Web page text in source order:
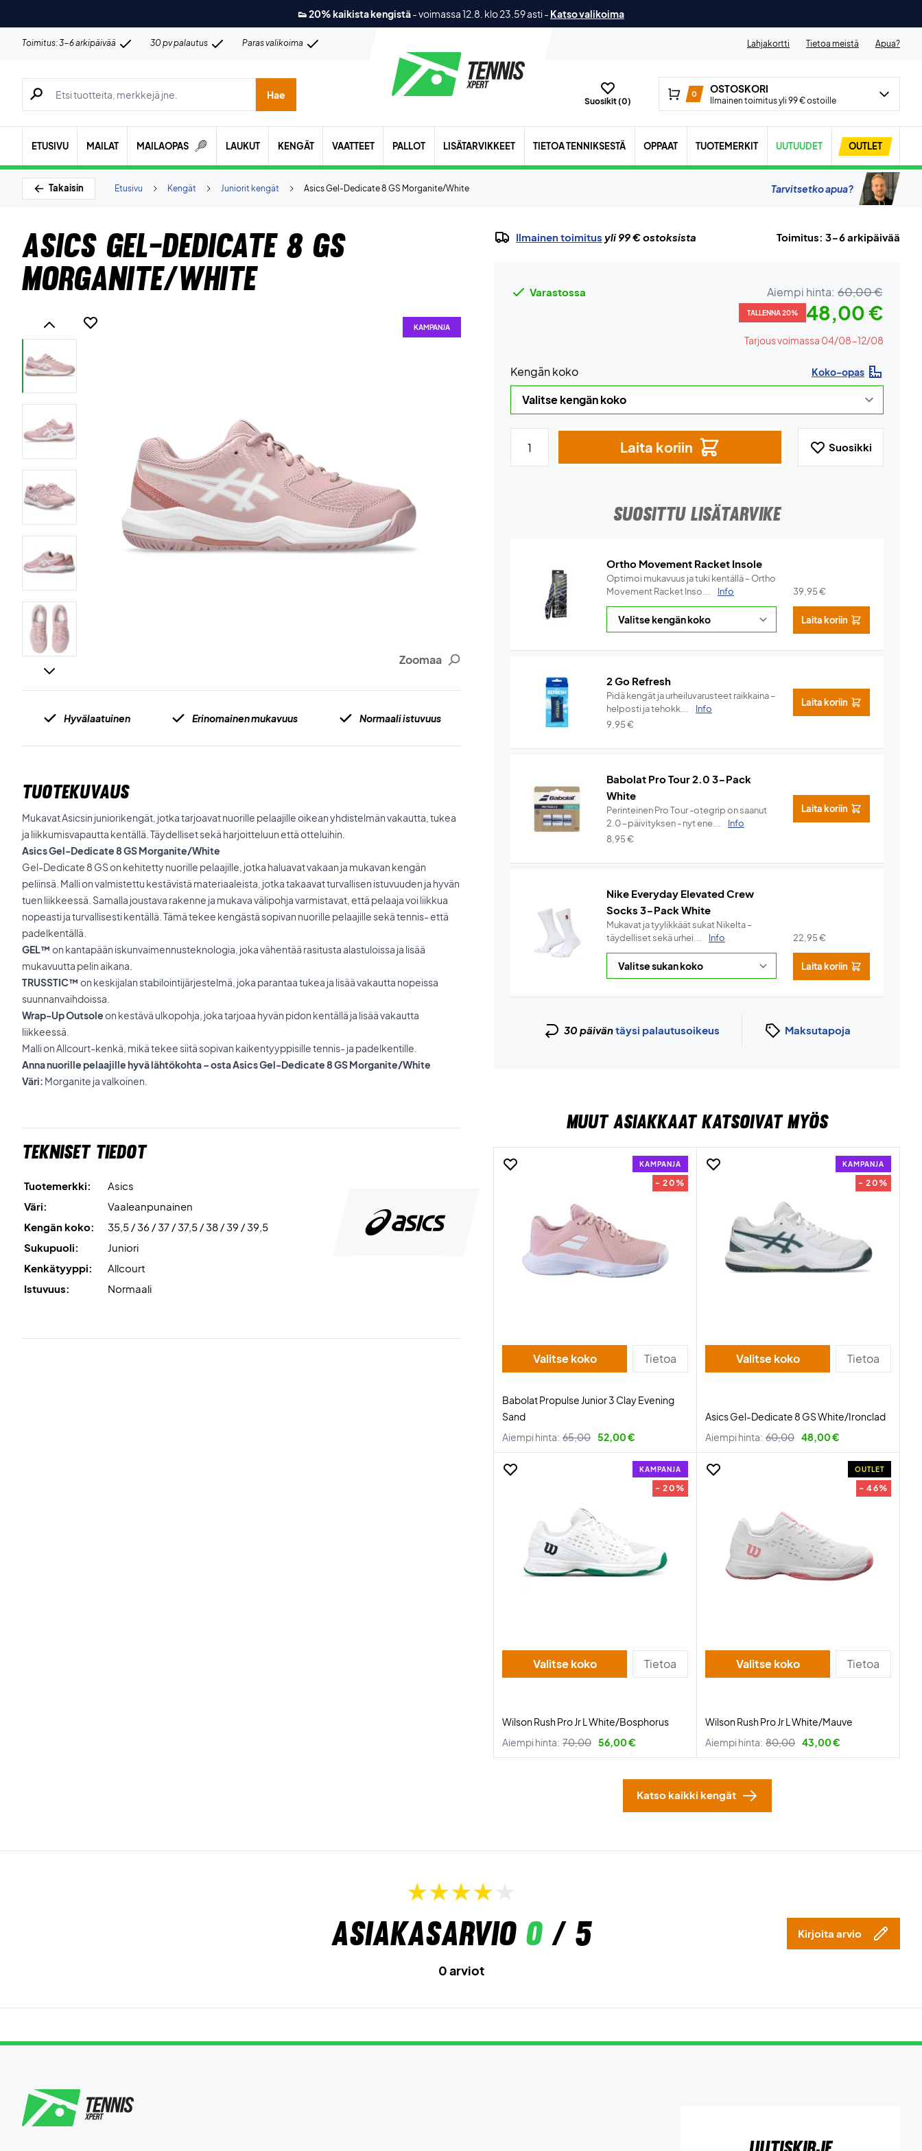
👟 20% kaikista kengistä-voimassa 12.8. klo 23.59 asti- Katso valikoima
Toimitus: 3-6 arkipäivää 30 pv palautus Paras valikoima Lahjakortti Tietoa meistä Apua?
Hae tuotteita, merkkejä jne.
Hae
Suosikit (0)
0 OSTOSKORI
Ilmainen toimitus yli 99 € ostoille
ETUSIVU MAILAT MAILAOPAS LAUKUT KENGÄT VAATTEET PALLOT LISÄTARVIKKEET TIETOA TENNIKSESTÄ OPPAAT TUOTEMERKIT UUTUUDET OUTLET
Takaisin Asics Gel-Dedicate 8 GS Morganite/White
Juniorit kengät
Kengät
Etusivu Tarvitsetko apua?
Asics Gel-Dedicate 8 GS
Morganite/White
Zoomaa
KAMPANJA
Hyvälaatuinen Erinomainen mukavuus Normaali istuvuus
TUOTEKUVAUS
Mukavat Asicsin juniorikengät, jotka tarjoavat nuorille pelaajille oikean yhdistelmän vakautta, tukea
ja liikkumisvapautta kentällä. Täydelliset sekä harjoitteluun että otteluihin.
Asics Gel-Dedicate 8 GS Morganite/White
Gel-Dedicate 8 GS on kehitetty nuorille pelaajille, jotka haluavat vakaan ja mukavan kengän
peliinsä. Malli on valmistettu kestävistä materiaaleista, jotka takaavat turvallisen istuvuuden ja hyvän
tuen liikkeessä. Samalla joustava rakenne ja mukava välipohja varmistavat, että pelaaja voi liikkua
nopeasti ja turvallisesti kentällä. Tämä tekee kengästä sopivan nuorille pelaajille sekä tennis- että
padelkentällä.
GEL™ on kantapään iskunvaimennusteknologia, joka vähentää rasitusta alastuloissa ja lisää
mukavuutta pelin aikana.
TRUSSTIC™ on keskijalan stabilointijärjestelmä, joka parantaa tukea ja lisää vakautta nopeissa
suunnanvaihdoissa.
Wrap-Up Outsoleon kestävä ulkopohja, joka tarjoaa hyvän pidon kentällä ja lisää vakautta
liikkeessä.
Malli on Allcourt-kenkä, mikä tekee siitä sopivan kaikentyyppisille tennis- ja padelkentille.
Anna nuorille pelaajille hyvä lähtökohta – osta Asics Gel-Dedicate 8 GS Morganite/White
Väri: Morganite ja valkoinen.
Tekniset tiedot
Tuotemerkki:
Asics
Väri:
Vaaleanpunainen
Kengän koko:
35,5 / 36 / 37 / 37,5 / 38 / 39 / 39,5
Sukupuoli:
Juniori
Kenkätyyppi:
Allcourt
Istuvuus:
Normaali
Ilmainen toimitus yli 99 € ostoksista Toimitus: 3-6 arkipäivää
Varastossa Aiempi hinta: 60,00 €
TALLENNA 20% 48,00 €
Tarjous voimassa 04/08-12/08
Kengän koko Koko-opas
Laita koriin Suosikki
SUOSITTU LISÄTARVIKE
Ortho Movement Racket Insole
Optimoi mukavuus ja tuki kentällä – Ortho
Movement Racket Inso...
Info 39,95€
Laita koriin
2 Go Refresh
Pidä kengät ja urheiluvarusteet raikkaina –
helposti ja tehokk...
Info
9,95€
Laita koriin
Babolat Pro Tour 2.0 3-Pack
White
Perinteinen Pro Tour -otegrip on saanut
2.0-päivityksen - nyt ene...
Info
8,95€
Laita koriin
Nike Everyday Elevated Crew
Socks 3-Pack White
Mukavat ja tyylikkäät sukat Nikelta –
täydelliset sekä urhei...
Info 22,95€
Laita koriin
30 päiväntäysi palautusoikeus Maksutapoja
MUUT ASIAKKAAT KATSOIVAT MYÖS
KAMPANJA
- 20%
Valitse koko Tietoa
Babolat Propulse Junior 3 Clay Evening
Sand
Aiempi hinta: 65,00 52,00 €
KAMPANJA
- 20%
Valitse koko Tietoa
Asics Gel-Dedicate 8 GS White/Ironclad
Aiempi hinta: 60,00 48,00 €
KAMPANJA
- 20%
Valitse koko Tietoa
Wilson Rush Pro Jr L White/Bosphorus
Aiempi hinta: 70,00 56,00 €
OUTLET
- 46%
Valitse koko Tietoa
Wilson Rush Pro Jr L White/Mauve
Aiempi hinta: 80,00 43,00 €
Katso kaikki kengät
Asiakasarvio 0/ 5 Kirjoita arvio
0 arviot